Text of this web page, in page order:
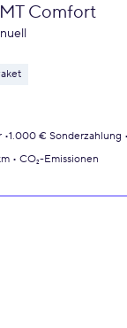
Comfort
1.000 € Sonderzahlung
CO₂-Emissionen